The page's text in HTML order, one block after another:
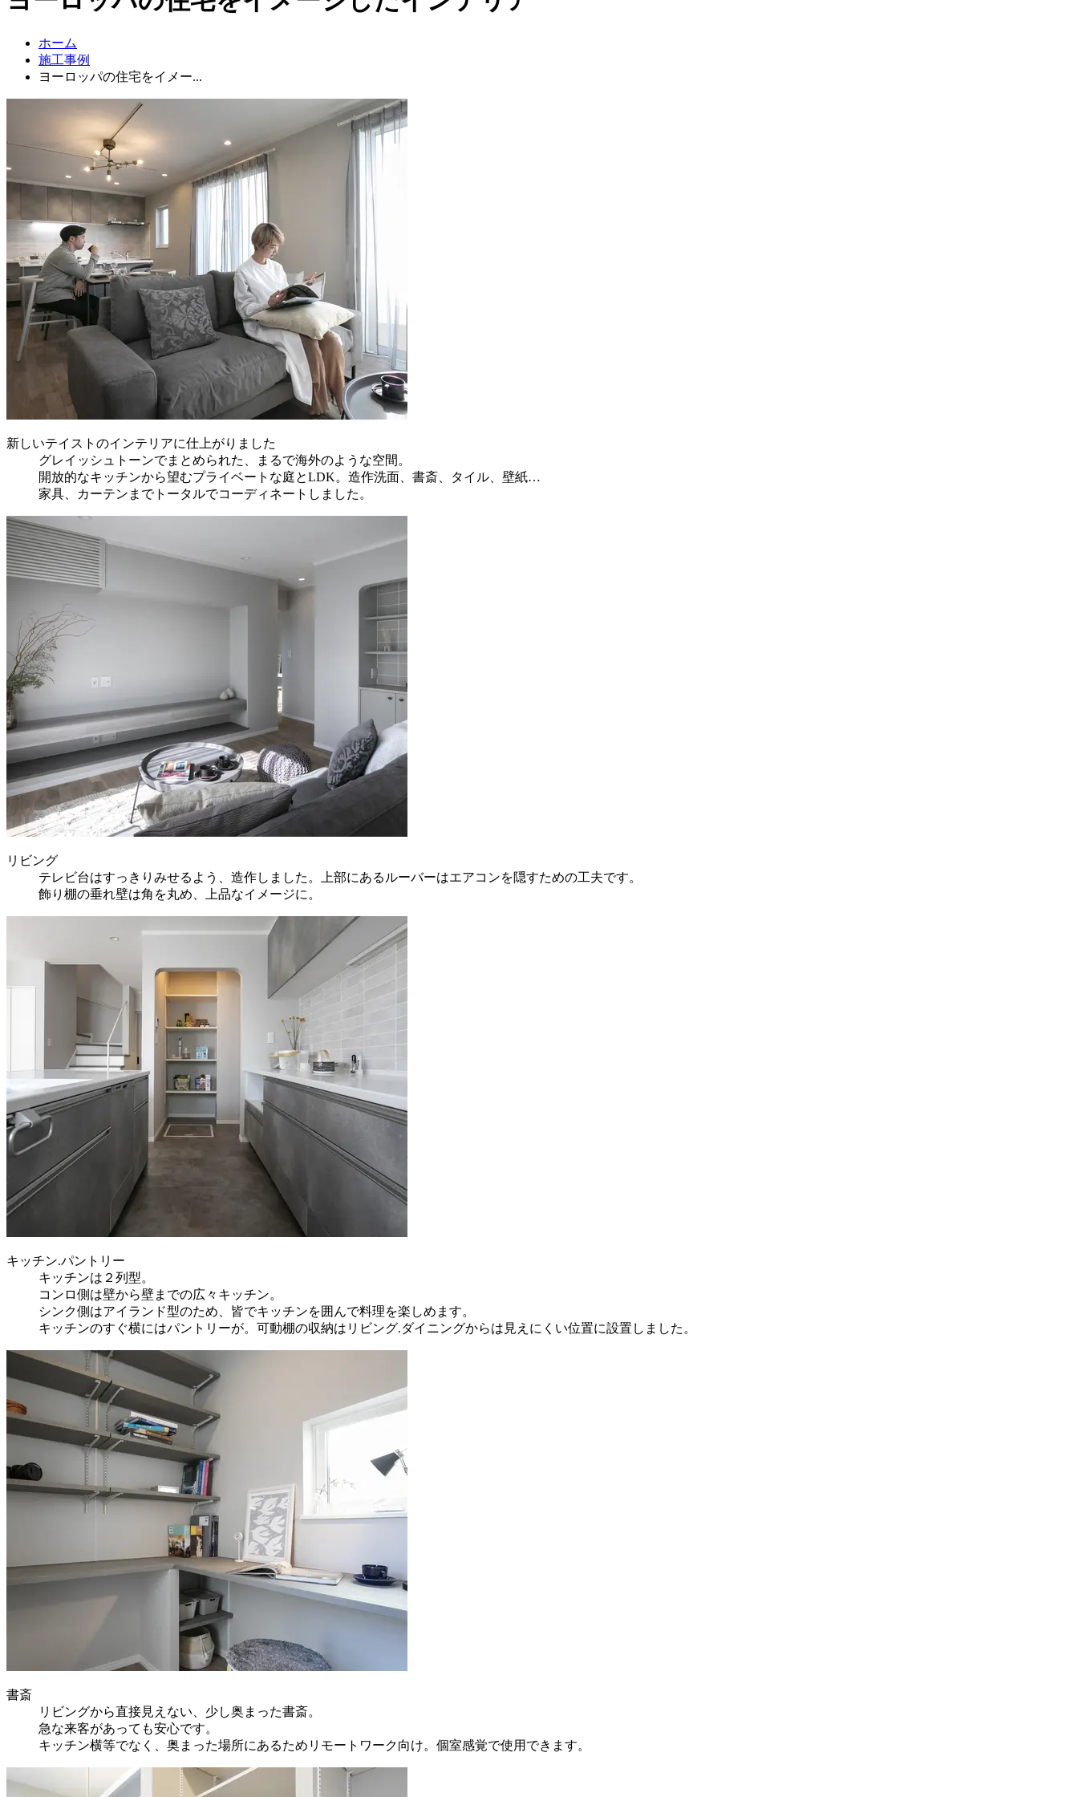
ホーム
施工事例
ヨーロッパの住宅をイメー...
新しいテイストのインテリアに仕上がりました
グレイッシュトーンでまとめられた、まるで海外のような空間。
開放的なキッチンから望むプライベートな庭とLDK。造作洗面、書斎、タイル、壁紙…
家具、カーテンまでトータルでコーディネートしました。
リビング
テレビ台はすっきりみせるよう、造作しました。上部にあるルーバーはエアコンを隠すための工夫です。
飾り棚の垂れ壁は角を丸め、上品なイメージに。
キッチン.パントリー
キッチンは２列型。
コンロ側は壁から壁までの広々キッチン。
シンク側はアイランド型のため、皆でキッチンを囲んで料理を楽しめます。
キッチンのすぐ横にはパントリーが。可動棚の収納はリビング.ダイニングからは見えにくい位置に設置しました。
書斎
リビングから直接見えない、少し奥まった書斎。
急な来客があっても安心です。
キッチン横等でなく、奥まった場所にあるためリモートワーク向け。個室感覚で使用できます。